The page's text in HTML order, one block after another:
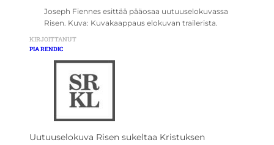
Joseph Fiennes esittää pääosaa uutuuselokuvassa
Risen. Kuva: Kuvakaappaus elokuvan trailerista.
KIRJOITTANUT
PIA RENDIC
Uutuuselokuva Risen sukeltaa Kristuksen